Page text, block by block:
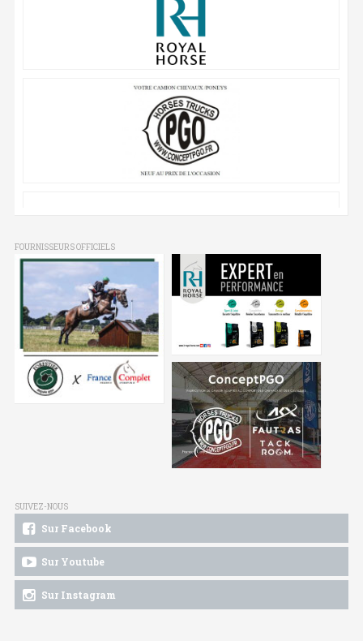
FOURNISSEURS OFFICIELS
SUIVEZ-NOUS
Sur Facebook
Sur Youtube
Sur Instagram